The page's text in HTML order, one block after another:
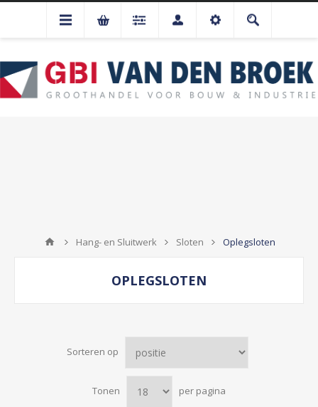
Hang- en Sluitwerk Sloten Oplegsloten
OPLEGSLOTEN
Sorteren op
Tonen per pagina